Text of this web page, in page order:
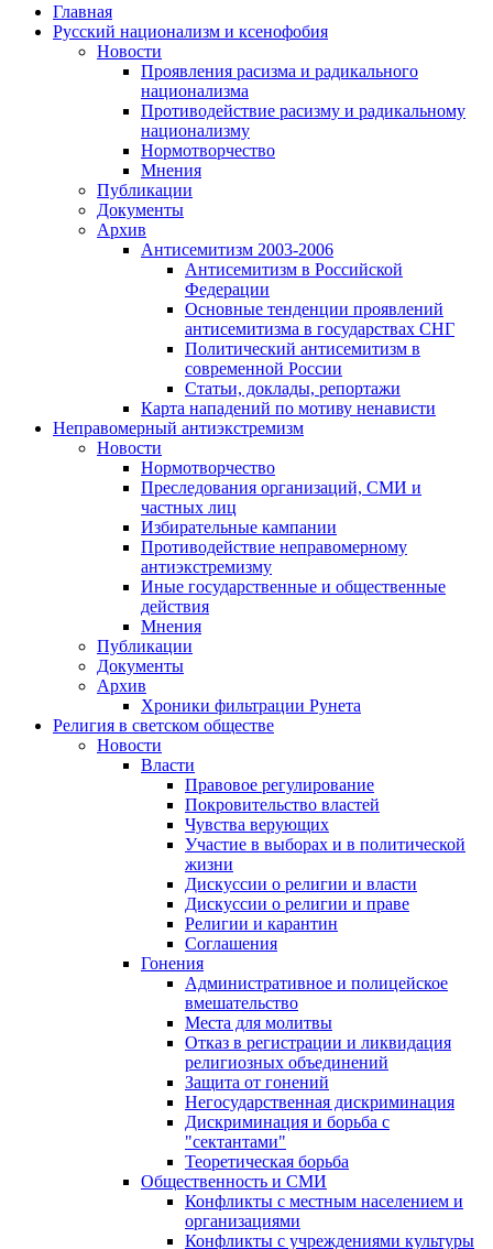
Главная
Русский национализм и ксенофобия
Новости
Проявления расизма и радикального
национализма
Противодействие расизму и радикальному
национализму
Нормотворчество
Мнения
Публикации
Документы
Архив
Антисемитизм 2003-2006
Антисемитизм в Российской
Федерации
Основные тенденции проявлений
антисемитизма в государствах СНГ
Политический антисемитизм в
современной России
Статьи, доклады, репортажи
Карта нападений по мотиву ненависти
Неправомерный антиэкстремизм
Новости
Нормотворчество
Преследования организаций, СМИ и
частных лиц
Избирательные кампании
Противодействие неправомерному
антиэкстремизму
Иные государственные и общественные
действия
Мнения
Публикации
Документы
Архив
Хроники фильтрации Рунета
Религия в светском обществе
Новости
Власти
Правовое регулирование
Покровительство властей
Чувства верующих
Участие в выборах и в политической
жизни
Дискуссии о религии и власти
Дискуссии о религии и праве
Религии и карантин
Соглашения
Гонения
Административное и полицейское
вмешательство
Места для молитвы
Отказ в регистрации и ликвидация
религиозных объединений
Защита от гонений
Негосударственная дискриминация
Дискриминация и борьба с
"сектантами"
Теоретическая борьба
Общественность и СМИ
Конфликты с местным населением и
организациями
Конфликты с учреждениями культуры